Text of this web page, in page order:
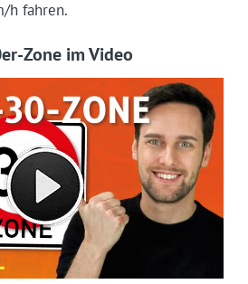
h fahren.
Zone im Video